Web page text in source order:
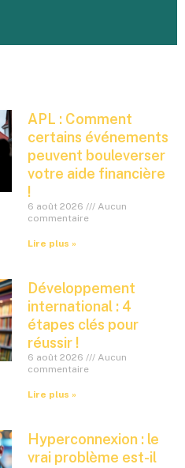
APL : Comment
certains événements
peuvent bouleverser
votre aide financière
!
6 août 2026
Aucun
commentaire
Lire plus »
Développement
international : 4
étapes clés pour
réussir !
6 août 2026
Aucun
commentaire
Lire plus »
Hyperconnexion : le
vrai problème est-il